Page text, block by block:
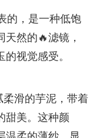
的，是一种低饱
然的🔥滤镜，
视觉感受。
滑的芋泥，带着
甜美。这种颜